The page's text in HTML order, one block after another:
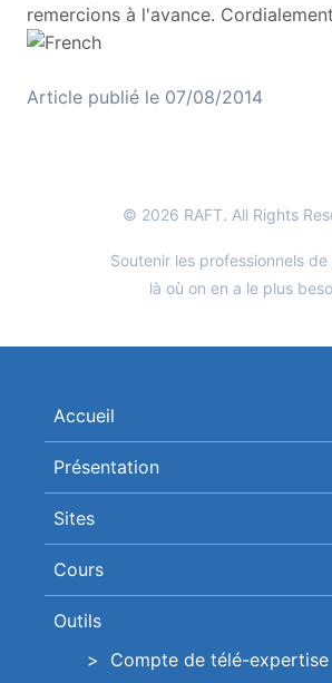
remercions à l'avance.
Article publié le 07/08/2014
© 2026 RAFT. All Rights
Soutenir les professionnels de
là où on en a le plus
Accueil
Présentation
Sites
Cours
Outils
Compte de télé-expertise